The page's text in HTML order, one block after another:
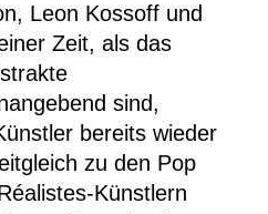
Leon Kossoff und
Zeit, als das
sind,
bereits wieder
zu den Pop
Künstlern